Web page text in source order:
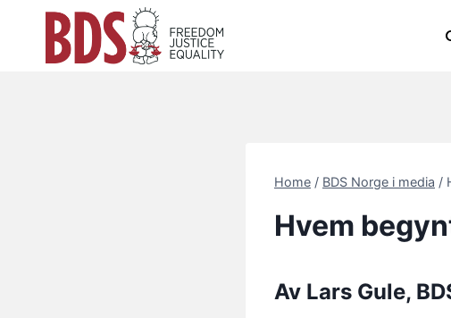
content
Home / BDS Norge i media /
Hvem
Av Lars Gule,